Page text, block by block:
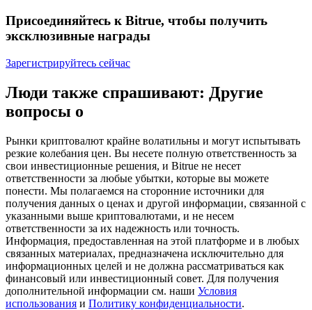
Копирование торговли
Присоединяйтесь к лучшим трейдерам
Станьте копи-трейдером
Наслаждайтесь распределением прибыли и комиссиями
за копи-трейдинг
Присоединяйтесь к Bitrue, чтобы получить
эксклюзивные награды
Зарегистрируйтесь сейчас
Люди также спрашивают: Другие
вопросы о
Рынки криптовалют крайне волатильны и могут испытывать
резкие колебания цен. Вы несете полную ответственность за
свои инвестиционные решения, и Bitrue не несет
ответственности за любые убытки, которые вы можете
понести. Мы полагаемся на сторонние источники для
получения данных о ценах и другой информации, связанной с
указанными выше криптовалютами, и не несем
ответственности за их надежность или точность.
Информация, предоставленная на этой платформе и в любых
связанных материалах, предназначена исключительно для
информационных целей и не должна рассматриваться как
финансовый или инвестиционный совет. Для получения
дополнительной информации см. наши Условия
использования и Политику конфиденциальности.